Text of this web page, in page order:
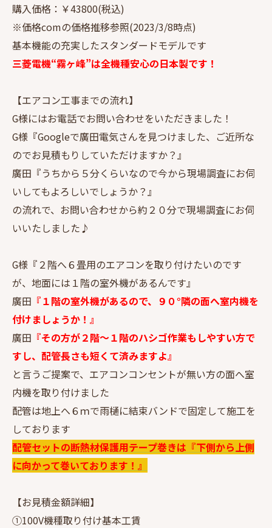
購入価格：￥43800(税込)
※価格comの価格推移参照(2023/3/8時点)
基本機能の充実したスタンダードモデルです
三菱電機“霧ヶ峰”は全機種安心の日本製です！
【エアコン工事までの流れ】
G様にはお電話でお問い合わせをいただきました！
G様『Googleで廣田電気さんを見つけました、ご近所な
のでお見積もりしていただけますか？』
廣田『うちから５分くらいなので今から現場調査にお伺
いしてもよろしいでしょうか？』
の流れで、お問い合わせから約２０分で現場調査にお伺
いいたしました♪
G様『２階へ６畳用のエアコンを取り付けたいのです
が、地面には１階の室外機があるんです』
廣田 『１階の室外機があるので、９０°隣の面へ室内機を
付けましょうか！』
廣田 『その方が２階～１階のハシゴ作業もしやすい方で
すし、配管長さも短くて済みますよ』
と言うご提案で、エアコンコンセントが無い方の面へ室
内機を取り付けました
配管は地上へ６ｍで雨樋に結束バンドで固定して施工を
しております
配管セットの断熱材保護用テープ巻きは『下側から上側
に向かって巻いております！』
【お見積金額詳細】
①100V機種取り付け基本工賃